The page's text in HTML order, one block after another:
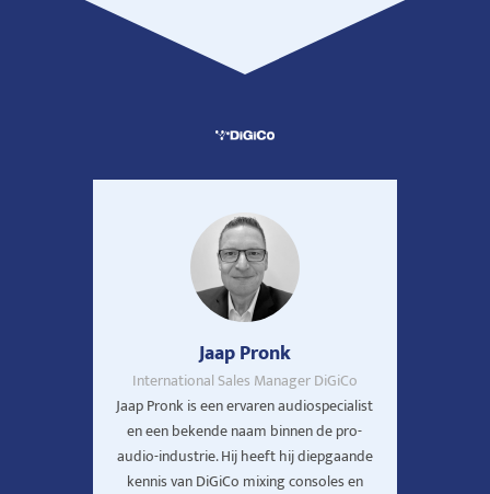
Jaap Pronk
International Sales Manager DiGiCo
Jaap Pronk is een ervaren audiospecialist
en een bekende naam binnen de pro-
audio-industrie. Hij heeft hij diepgaande
kennis van DiGiCo mixing consoles en